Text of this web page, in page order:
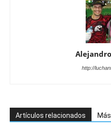
http://
Artículos relacionados